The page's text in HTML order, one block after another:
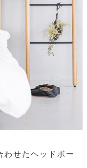
わせたヘッドボー